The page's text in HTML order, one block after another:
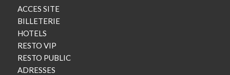
ACCES SITE
BILLETERIE
HOTELS
RESTO VIP
RESTO PUBLIC
ADRESSES